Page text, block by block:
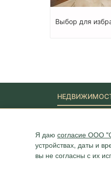
Выбор для
Я даю согласие ООО
устройствах, даты и
вы не согласны с их
Участки
Коммерция